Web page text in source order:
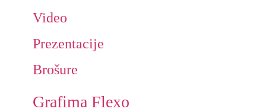
Video
Prezentacije
Brošure
Grafima Flexo